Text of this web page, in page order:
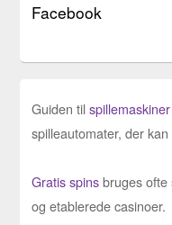
Facebook
Guiden til
spilleautomater, der
Gratis spinsbruges ofte
og etablerede casinoer.